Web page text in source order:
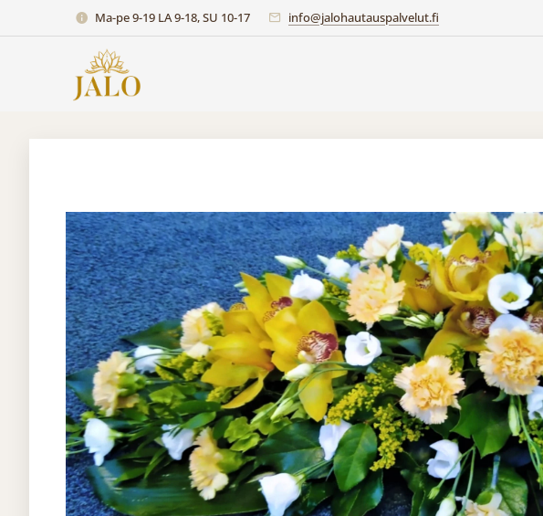
Ma-pe 9-19 LA 9-18, SU 10-17 info@jalohautauspalvelut.fi